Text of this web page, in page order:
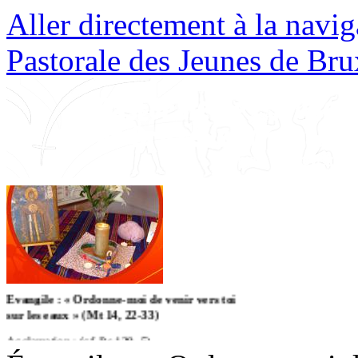
Aller directement à la
Pastorale des Jeunes de
Évangile : « Ordonne-moi de venir vers toi
sur les eaux » (Mt 14, 22-33)
Acclamation : (cf. Ps 129, 5)